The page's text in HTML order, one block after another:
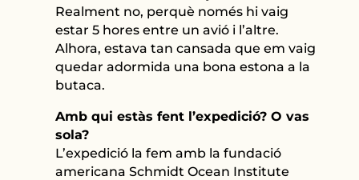
Realment no, perquè només hi vaig
estar 5 hores entre un avió i l’altre.
Alhora, estava tan cansada que em vaig
quedar adormida una bona estona a la
butaca.
Amb qui estàs fent l’expedició? O vas
sola?
L’expedició la fem amb la fundació
americana Schmidt Ocean Institute